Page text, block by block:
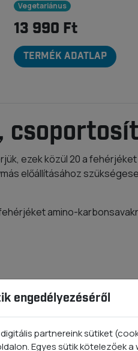
Vegetariánus
13 990 Ft
TERMÉK ADATLAP
ezek közül 20 a
előállításához
amino-
nem tud előállítani, így
vesznek a
és az alvás
engedélyezéséről
partnereink sütiket
Egyes sütik kötelezőek a